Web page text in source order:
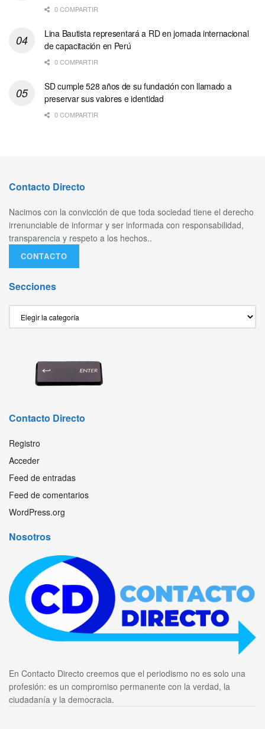
0 COMPARTIR
Lina Bautista representará a RD en jornada internacional
de capacitación en Perú
0 COMPARTIR
SD cumple 528 años de su fundación con llamado a
preservar sus valores e identidad
0 COMPARTIR
Contacto Directo
Nacimos con la convicción de que toda sociedad tiene el derecho
irrenunciable de informar y ser informada con responsabilidad,
transparencia y respeto a los hechos..
CONTACTO
Secciones
Contacto Directo
Registro
Acceder
Feed de entradas
Feed de comentarios
WordPress.org
Nosotros
En Contacto Directo creemos que el periodismo no es solo una
profesión: es un compromiso permanente con la verdad, la
ciudadanía y la democracia.